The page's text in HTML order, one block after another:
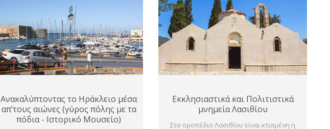
Ανακαλύπτοντας το Ηράκλειο μέσα
απ’τους αιώνες (γύρος πόλης με τα
πόδια - Ιστορικό Μουσείο)
Εκκλησιαστικά και Πολιτιστικά
μνημεία Λασιθίου
Στο οροπέδιο Λασιθίου είναι κτισμένη η